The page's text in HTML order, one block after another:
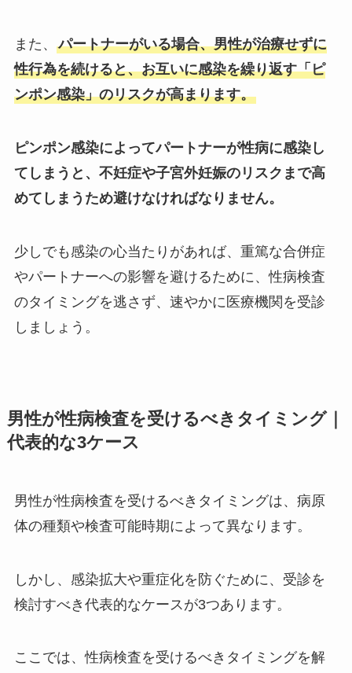
また、 パートナーがいる場合、男性が治療せずに
性行為を続けると、お互いに感染を繰り返す「ピ
ンポン感染」のリスクが高まります。
ピンポン感染によってパートナーが性病に感染し
てしまうと、不妊症や子宮外妊娠のリスクまで高
めてしまうため避けなければなりません。
少しでも感染の心当たりがあれば、重篤な合併症
やパートナーへの影響を避けるために、性病検査
のタイミングを逃さず、速やかに医療機関を受診
しましょう。
男性が性病検査を受けるべきタイミング｜
代表的な3ケース
男性が性病検査を受けるべきタイミングは、病原
体の種類や検査可能時期によって異なります。
しかし、感染拡大や重症化を防ぐために、受診を
検討すべき代表的なケースが3つあります。
ここでは、性病検査を受けるべきタイミングを解